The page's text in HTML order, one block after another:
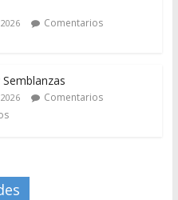
Comentarios
Comentarios